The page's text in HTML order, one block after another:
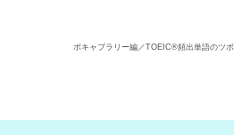
ボキャブラリー編／TOEIC®頻出単語のツ